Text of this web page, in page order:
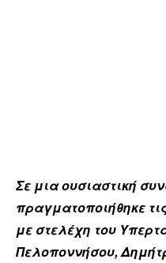
Σε μια ουσιαστική
πραγματοποιήθηκε
με στελέχη του
Πελοποννήσου,